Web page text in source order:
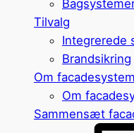
Tilvalg
Integrerede
Brandsikring
Om facadesystem
Om
Sammensæt